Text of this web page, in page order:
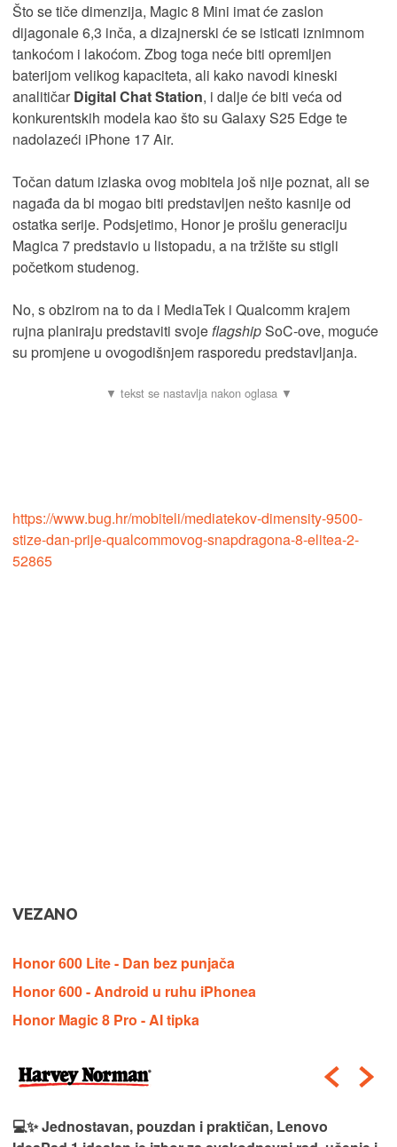
Što se tiče dimenzija, Magic 8 Mini imat će zaslon
dijagonale 6,3 inča, a dizajnerski će se isticati iznimnom
tankoćom i lakoćom. Zbog toga neće biti opremljen
baterijom velikog kapaciteta, ali kako navodi kineski
analitičar Digital Chat Station, i dalje će biti veća od
konkurentskih modela kao što su Galaxy S25 Edge te
nadolazeći iPhone 17 Air.
Točan datum izlaska ovog mobitela još nije poznat, ali se
nagađa da bi mogao biti predstavljen nešto kasnije od
ostatka serije. Podsjetimo, Honor je prošlu generaciju
Magica 7 predstavio u listopadu, a na tržište su stigli
početkom studenog.
No, s obzirom na to da i MediaTek i Qualcomm krajem
rujna planiraju predstaviti svojeflagshipSoC-ove, moguće
su promjene u ovogodišnjem rasporedu predstavljanja.
https://www.bug.hr/mobiteli/mediatekov-dimensity-9500-
stize-dan-prije-qualcommovog-snapdragona-8-elitea-2-
52865
VEZANO
Honor 600 Lite - Dan bez punjača
Honor 600 - Android u ruhu iPhonea
Honor Magic 8 Pro - AI tipka
💻✨ Jednostavan, pouzdan i praktičan, Lenovo